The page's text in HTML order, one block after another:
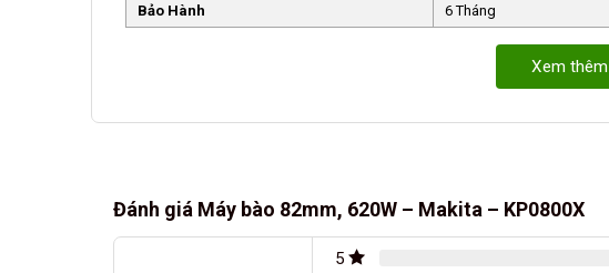
Bảo Hành
6 Tháng
Xem thêm
Đánh giá Máy bào 82mm, 620W – Makita – KP0800X
5